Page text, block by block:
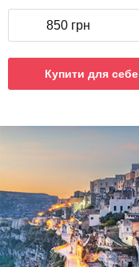
850 грн
Купити для себе